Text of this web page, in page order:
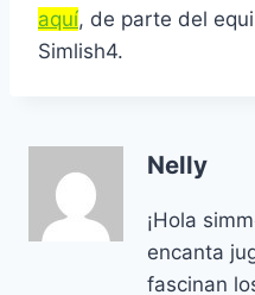
aquí, de parte del
Simlish4.
Nelly
¡Hola
encanta
fascinan